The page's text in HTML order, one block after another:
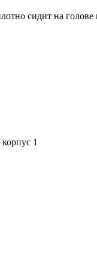
сидит на
1